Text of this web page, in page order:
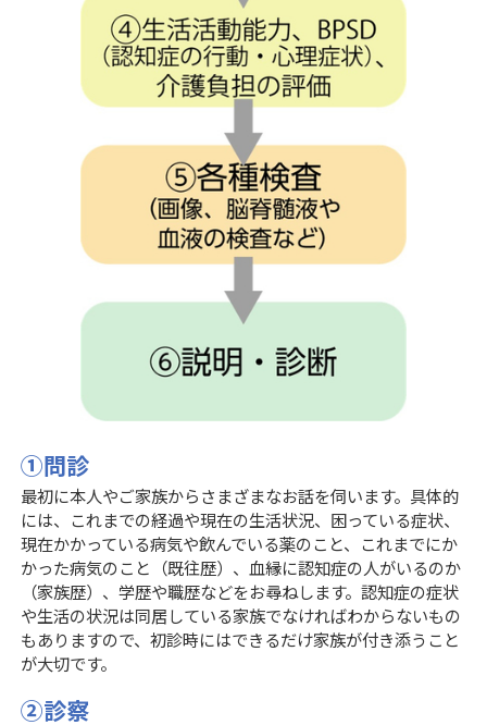
①問診
最初に本人やご家族からさまざまなお話を伺います。具体的
には、これまでの経過や現在の生活状況、困っている症状、
現在かかっている病気や飲んでいる薬のこと、これまでにか
かった病気のこと（既往歴）、血縁に認知症の人がいるのか
（家族歴）、学歴や職歴などをお尋ねします。認知症の症状
や生活の状況は同居している家族でなければわからないもの
もありますので、初診時にはできるだけ家族が付き添うこと
が大切です。
②診察